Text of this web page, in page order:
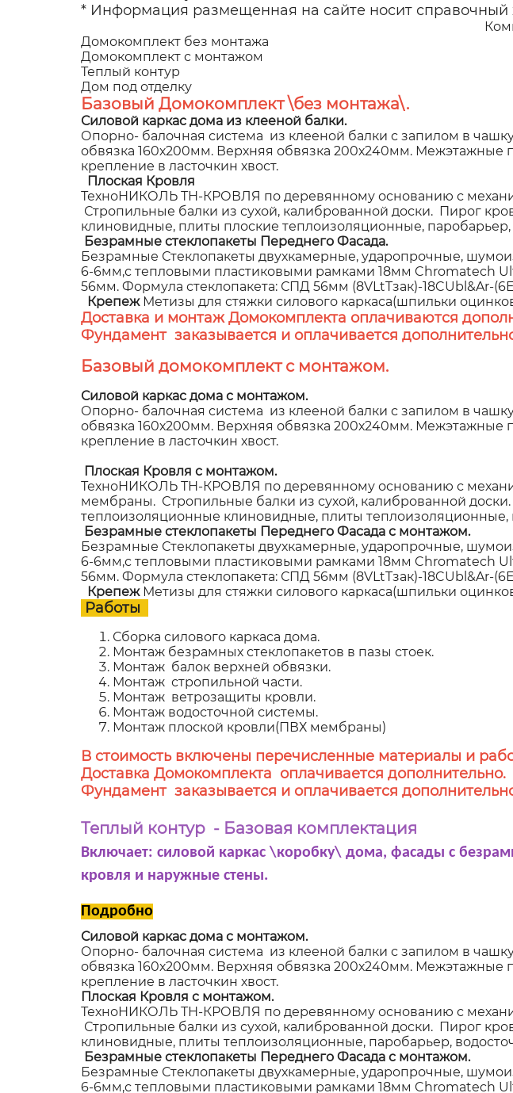
* Информация размещенная на сайте носит справочный
Домокомплект без монтажа
Домокомплект с монтажом
Теплый контур
Дом под отделку
Базовый Домокомплект \без монтажа\.
Силовой каркас дома из клееной балки.
Опорно- балочная система из клееной балки с запилом в
обвязка 160х200мм. Верхняя обвязка 200х240мм.
крепление в ласточкин хвост.
Плоская Кровля
ТехноНИКОЛЬ ТН-КРОВЛЯ по деревянному основанию с
Стропильные балки из сухой, калиброванной доски. Пирог
клиновидные, плиты плоские теплоизоляционные, паробарьер,
Безрамные стеклопакеты Переднего Фасада.
Безрамные Стеклопакеты двухкамерные, ударопрочные,
6-6мм,с тепловыми пластиковыми рамками 18мм Chromatech
56мм. Формула стеклопакета: СПД 56мм (8VLtTзак)-18CUbl&Ar-
Крепеж Метизы для стяжки силового каркаса(шпильки
Доставка и монтаж Домокомплекта оплачиваются
Фундамент заказывается и оплачивается
Базовый домокомплект с монтажом.
Силовой каркас дома с монтажом.
Опорно- балочная система из клееной балки с запилом в
обвязка 160х200мм. Верхняя обвязка 200х240мм.
крепление в ласточкин хвост.
Плоская Кровля с монтажом.
ТехноНИКОЛЬ ТН-КРОВЛЯ по деревянному основанию с
мембраны. Стропильные балки из сухой, калиброванной
теплоизоляционные клиновидные, плиты теплоизоляционные,
Безрамные стеклопакеты Переднего Фасада с монтажом.
Безрамные Стеклопакеты двухкамерные, ударопрочные,
6-6мм,с тепловыми пластиковыми рамками 18мм Chromatech
56мм. Формула стеклопакета: СПД 56мм (8VLtTзак)-18CUbl&Ar-
Крепеж Метизы для стяжки силового каркаса(шпильки
Работы
Сборка силового каркаса дома.
Монтаж безрамных стеклопакетов в пазы стоек.
Монтаж балок верхней обвязки.
Монтаж стропильной части.
Монтаж ветрозащиты кровли.
Монтаж водосточной системы.
Монтаж плоской кровли(ПВХ мембраны)
В стоимость включены перечисленные материалы и
Доставка Домокомплекта оплачивается дополнительно.
Фундамент заказывается и оплачивается
Теплый контур - Базовая комплектация
Включает: силовой каркас \коробку\ дома, фасады с
кровля и наружные стены.
Подробно
Силовой каркас дома с монтажом.
Опорно- балочная система из клееной балки с запилом в
обвязка 160х200мм. Верхняя обвязка 200х240мм.
крепление в ласточкин хвост.
Плоская Кровля с монтажом.
ТехноНИКОЛЬ ТН-КРОВЛЯ по деревянному основанию с
Стропильные балки из сухой, калиброванной доски. Пирог
клиновидные, плиты теплоизоляционные, паробарьер,
Безрамные стеклопакеты Переднего Фасада с монтажом.
Безрамные Стеклопакеты двухкамерные, ударопрочные,
6-6мм,с тепловыми пластиковыми рамками 18мм Chromatech